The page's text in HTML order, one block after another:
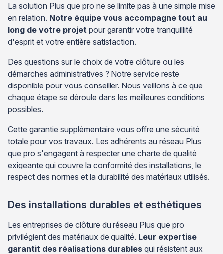
La solution Plus que pro ne se limite pas à une simple mise
en relation. Notre équipe vous accompagne tout au
long de votre projet pour garantir votre tranquillité
d'esprit et votre entière satisfaction.
Des questions sur le choix de votre clôture ou les
démarches administratives ? Notre service reste
disponible pour vous conseiller. Nous veillons à ce que
chaque étape se déroule dans les meilleures conditions
possibles.
Cette garantie supplémentaire vous offre une sécurité
totale pour vos travaux. Les adhérents au réseau Plus
que pro s'engagent à respecter une charte de qualité
exigeante qui couvre la conformité des installations, le
respect des normes et la durabilité des matériaux utilisés.
Des installations durables et esthétiques
Les entreprises de clôture du réseau Plus que pro
privilégient des matériaux de qualité. Leur expertise
garantit des réalisations durables qui résistent aux